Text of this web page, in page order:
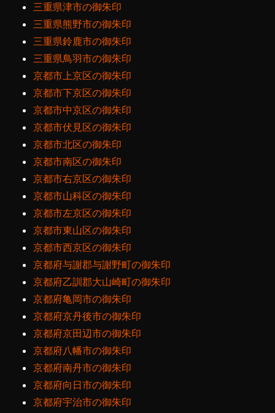
三重県津市の御朱印
三重県熊野市の御朱印
三重県鈴鹿市の御朱印
三重県鳥羽市の御朱印
京都市上京区の御朱印
京都市下京区の御朱印
京都市中京区の御朱印
京都市伏見区の御朱印
京都市北区の御朱印
京都市南区の御朱印
京都市右京区の御朱印
京都市山科区の御朱印
京都市左京区の御朱印
京都市東山区の御朱印
京都市西京区の御朱印
京都府与謝郡与謝野町の御朱印
京都府乙訓郡大山崎町の御朱印
京都府亀岡市の御朱印
京都府京丹後市の御朱印
京都府京田辺市の御朱印
京都府八幡市の御朱印
京都府南丹市の御朱印
京都府向日市の御朱印
京都府宇治市の御朱印